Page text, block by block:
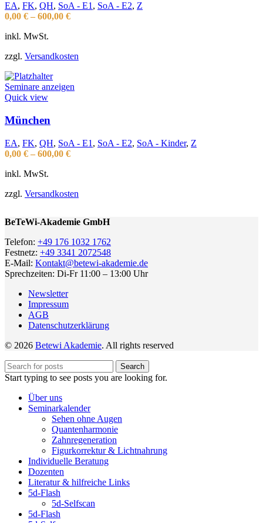
EA, FK, QH, SoA - E1 , SoA - E2, Z
0,00 € – 600,00 €
inkl. MwSt.
zzgl. Versandkosten
Seminare anzeigen
Quick view
München
EA, FK, QH, SoA - E1 , SoA - E2, SoA - Kinder, Z
0,00 € – 600,00 €
inkl. MwSt.
zzgl. Versandkosten
BeTeWi-Akademie GmbH
Telefon: +49 176 1032 1762
Festnetz: +49 3341 2072548
E-Mail: Kontakt@betewi-akademie.de
Sprechzeiten: Di-Fr 11:00 – 13:00 Uhr
Newsletter
Impressum
AGB
Datenschutzerklärung
© 2026 Betewi Akademie. All rights reserved
Search
Start typing to see posts you are looking for.
Über uns
Seminarkalender
Sehen ohne Augen
Quantenharmonie
Zahnregeneration
Figurkorrektur & Lichtnahrung
Individuelle Beratung
Dozenten
Literatur & hilfreiche Links
5d-Flash
5d-Selfscan
5d-Flash